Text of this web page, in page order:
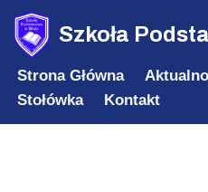
Przejdź
do
treści
Szkoła
Strona Główna
Stołówka
Kontakt